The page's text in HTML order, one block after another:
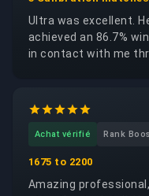
Ultra was excellent.
achieved an 86.7%
in contact with me
Achat vérifié Rank
1675 to 2200
Amazing